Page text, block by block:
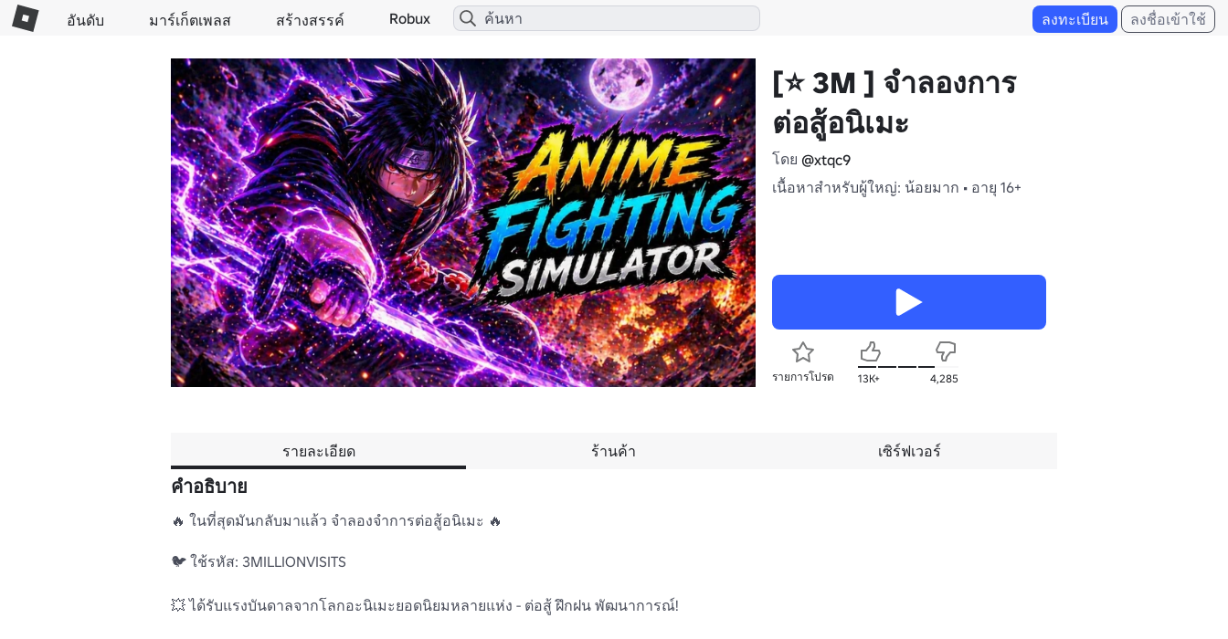
อันดับ มาร์เก็ตเพลส สร้างสรรค์ Robux ลงทะเบียน ลงชื่อเข้าใช้
[⭐ 3M ] จําลองการ
ต่อสู้อนิเมะ
โดย @xtqc9
เนื้อหาสำหรับผู้ใหญ่: น้อยมาก • อายุ 16+
รายการโปรด 13K+ 4,285
รายละเอียด ร้านค้า เซิร์ฟเวอร์
คำอธิบาย
🔥 ในที่สุดมันกลับมาแล้ว จําลองจําการต่อสู้อนิเมะ 🔥
🐦 ใช้รหัส: 3MILLIONVISITS
💥 ได้รับแรงบันดาลจากโลกอะนิเมะยอดนิยมหลายแห่ง - ต่อสู้ ฝึกฝน พัฒนาการณ์!